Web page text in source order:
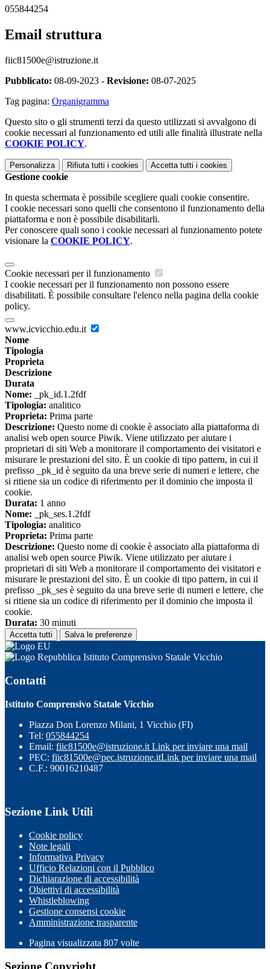
055844254
Email struttura
fiic81500e@istruzione.it
Pubblicato: 08-09-2023 - Revisione: 08-07-2025
Tag pagina: Organigramma
Questo sito o gli strumenti terzi da questo utilizzati si avvalgono di
cookie necessari al funzionamento ed utili alle finalità illustrate nella
COOKIE POLICY.
Personalizza Rifiuta tutti i cookies Accetta tutti i cookies
Gestione cookie
In questa schermata è possibile scegliere quali cookie consentire.
I cookie necessari sono quelli che consentono il funzionamento della
piattaforma e non è possibile disabilitarli.
Per conoscere quali sono i cookie necessari al funzionamento potete
visionare la COOKIE POLICY.
Cookie necessari per il funzionamento
I cookie necessari per il funzionamento non possono essere
disabilitati. È possibile consultare l'elenco nella pagina della cookie
policy.
www.icvicchio.edu.it
Nome
Tipologia
Proprieta
Descrizione
Durata
Nome: _pk_id.1.2fdf
Tipologia: analitico
Proprieta: Prima parte
Descrizione: Questo nome di cookie è associato alla piattaforma di
analisi web open source Piwik. Viene utilizzato per aiutare i
proprietari di siti Web a monitorare il comportamento dei visitatori e
misurare le prestazioni del sito. È un cookie di tipo pattern, in cui il
prefisso _pk_id è seguito da una breve serie di numeri e lettere, che
si ritiene sia un codice di riferimento per il dominio che imposta il
cookie.
Durata: 1 anno
Nome: _pk_ses.1.2fdf
Tipologia: analitico
Proprieta: Prima parte
Descrizione: Questo nome di cookie è associato alla piattaforma di
analisi web open source Piwik. Viene utilizzato per aiutare i
proprietari di siti Web a monitorare il comportamento dei visitatori e
misurare le prestazioni del sito. È un cookie di tipo pattern, in cui il
prefisso _pk_ses è seguito da una breve serie di numeri e lettere, che
si ritiene sia un codice di riferimento per il dominio che imposta il
cookie.
Durata: 30 minuti
Accetta tutti Salva le preferenze
Istituto Comprensivo Statale Vicchio
Contatti
Istituto Comprensivo Statale Vicchio
Piazza Don Lorenzo Milani, 1 Vicchio (FI)
Tel: 055844254
Email: fiic81500e@istruzione.it Link per inviare una mail
PEC: fiic81500e@pec.istruzione.itLink per inviare una mail
C.F.: 90016210487
Sezione Link Utili
Cookie policy
Note legali
Informativa Privacy
Ufficio Relazioni con il Pubblico
Dichiarazione di accessibilità
Obiettivi di accessibilità
Whistleblowing
Gestione consensi cookie
Amministrazione trasparente
Pagina visualizzata 807 volte
Sezione Copyright